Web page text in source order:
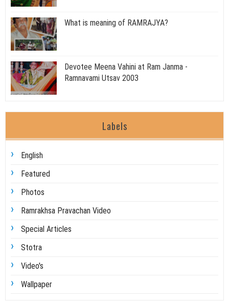
What is meaning of RAMRAJYA?
Devotee Meena Vahini at Ram Janma -
Ramnavami Utsav 2003
Labels
English
Featured
Photos
Ramrakhsa Pravachan Video
Special Articles
Stotra
Video's
Wallpaper